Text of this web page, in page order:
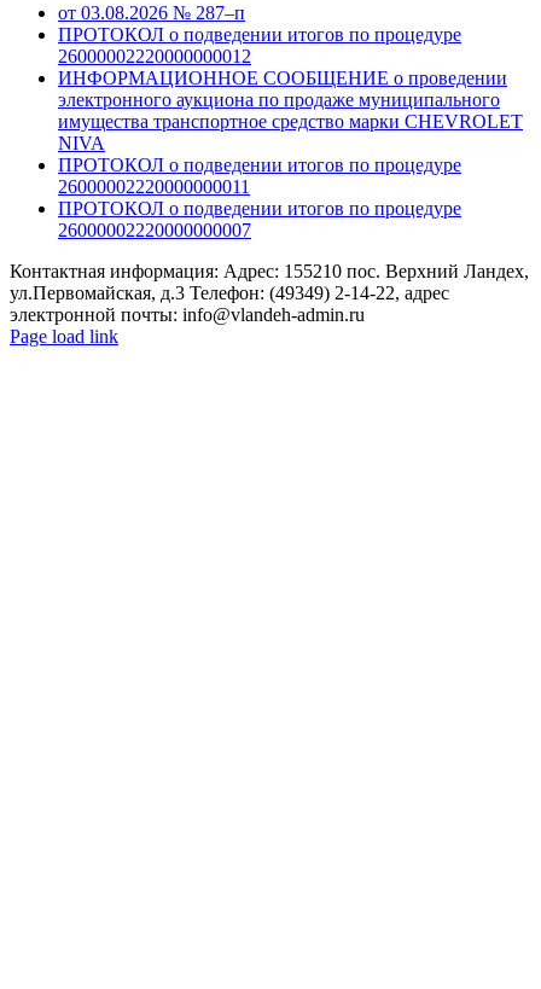
от 03.08.2026 № 287–п
ПРОТОКОЛ о подведении итогов по процедуре
26000002220000000012
ИНФОРМАЦИОННОЕ СООБЩЕНИЕ о проведении
электронного аукциона по продаже муниципального
имущества транспортное средство марки CHEVROLET
NIVA
ПРОТОКОЛ о подведении итогов по процедуре
26000002220000000011
ПРОТОКОЛ о подведении итогов по процедуре
26000002220000000007
Контактная информация: Адрес: 155210 пос. Верхний Ландех,
ул.Первомайская, д.3 Телефон: (49349) 2-14-22, адрес
электронной почты: info@vlandeh-admin.ru
Page load link